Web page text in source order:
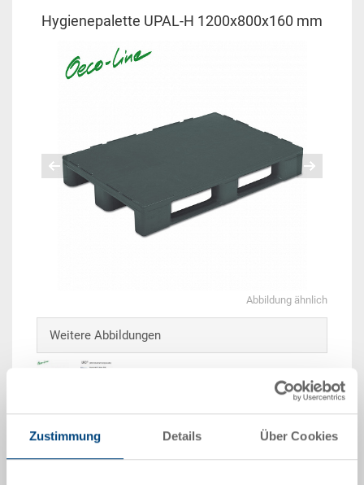
Zustimmung Details Über Cookies
Hygienepalette UPAL-H 1200x800x160 mm
Abbildung ähnlich
Weitere Abbildungen
Beispiel 3D Animation